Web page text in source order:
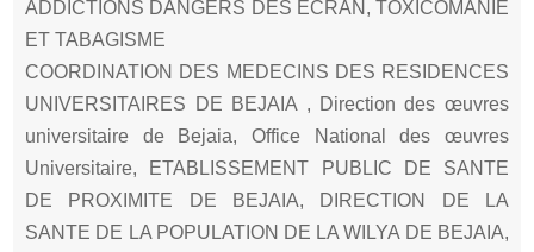
ADDICTIONS DANGERS DES ECRAN, TOXICOMANIE
ET TABAGISME
COORDINATION DES MEDECINS DES RESIDENCES
UNIVERSITAIRES DE BEJAIA , Direction des œuvres
universitaire de Bejaia, Office National des œuvres
Universitaire, ETABLISSEMENT PUBLIC DE SANTE
DE PROXIMITE DE BEJAIA, DIRECTION DE LA
SANTE DE LA POPULATION DE LA WILYA DE BEJAIA,